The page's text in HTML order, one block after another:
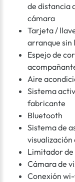
de distancia
cámara
Tarjeta /
arranque sin
Espejo de
Aire
Sistema
fabricante
Bluetooth
Sistema de
Limitador
Cámara de
Conexión